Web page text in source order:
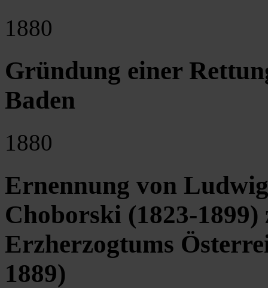
1880
Gründung einer
Baden
1880
Ernennung von
Choborski (1823-
Erzherzogtums
1889)